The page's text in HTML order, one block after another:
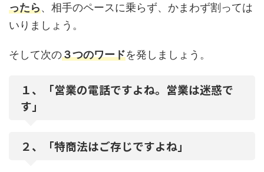
ったら、相手のペースに乗らず、かまわず割っては
いりましょう。
そして次の３つのワードを発しましょう。
１、「営業の電話ですよね。営業は迷惑で
す」
２、「特商法はご存じですよね」